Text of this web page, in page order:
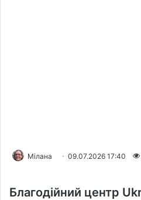
Мілана 09.07.2026 17:40
Благодійний центр